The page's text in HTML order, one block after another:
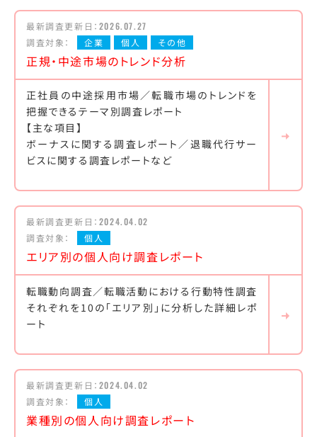
最新調査更新日： 2026.07.27
調査対象：
企業 個人 その他
正規・中途市場のトレンド分析
正社員の中途採用市場／転職市場のトレンドを
把握できるテーマ別調査レポート
【主な項目】
ボーナスに関する調査レポート／退職代行サー
ビスに関する調査レポートなど
最新調査更新日： 2024.04.02
調査対象：
個人
エリア別の個人向け調査レポート
転職動向調査／転職活動における行動特性調査
それぞれを10の「エリア別」に分析した詳細レポ
ート
最新調査更新日： 2024.04.02
調査対象：
個人
業種別の個人向け調査レポート